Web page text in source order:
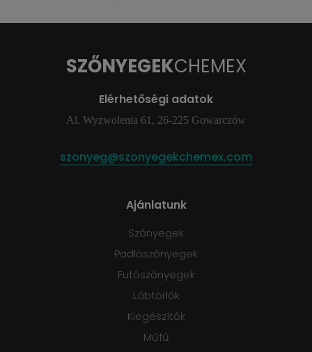
SZŐNYEGEKCHEMEX
Elérhetőségi adatok
Al. Wyzwolenia 61, 26-225 Gowarczów
szonyeg@szonyegekchemex.com
Ajánlatunk
Szőnyegek
Padlószőnyegek
Futószőnyegek
Lábtörlők
Kiegészítők
Műfű